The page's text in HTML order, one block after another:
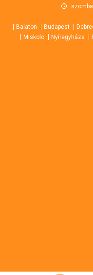
contentBalaton Budapest
Miskolc
Nyíregyháza